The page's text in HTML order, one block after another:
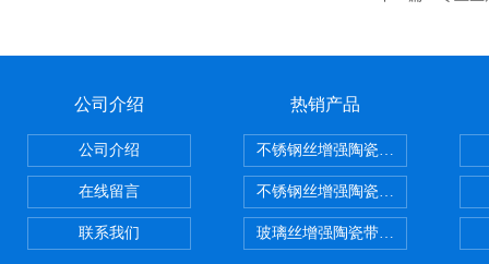
公司介绍
公司介绍
在线留言
联系我们
热销产品
不锈钢丝增强陶瓷纤维布，陶瓷布
不锈钢丝增强陶瓷纤维布应用范围
玻璃丝增强陶瓷带，硅酸铝纤维